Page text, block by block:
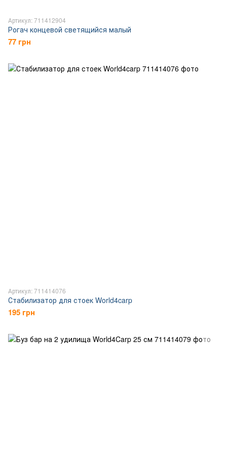
Артикул: 711412904
Рогач концевой светящийся малый
77 грн
Артикул: 711414076
Стабилизатор для стоек World4carp
195 грн